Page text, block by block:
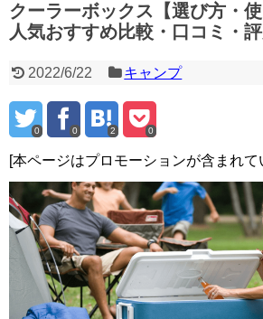
クーラーボックス【選び方・
人気おすすめ比較・口コミ・評
2022/6/22 キャンプ
0 0 2 0
[本ページはプロモーションが含まれて